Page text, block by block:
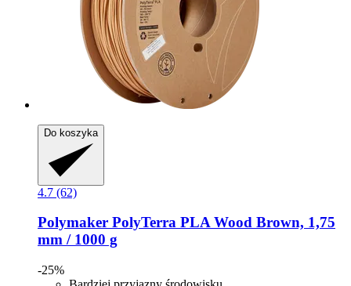
Do koszyka
4.7 (62)
Polymaker PolyTerra PLA Wood Brown, 1,75
mm / 1000 g
-25%